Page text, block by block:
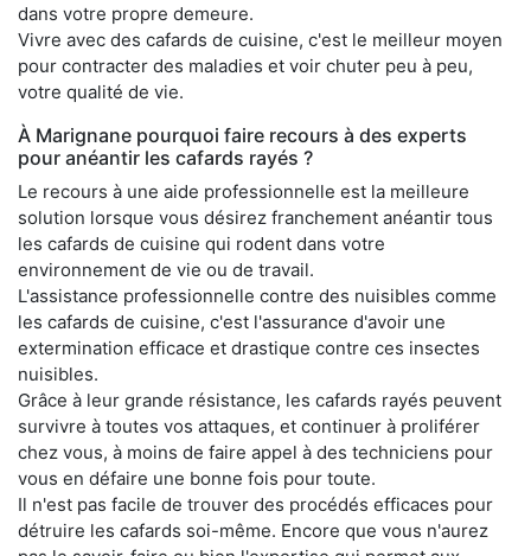
dans votre propre demeure.
Vivre avec des cafards de cuisine, c'est le meilleur moyen
pour contracter des maladies et voir chuter peu à peu,
votre qualité de vie.
À Marignane pourquoi faire recours à des experts
pour anéantir les cafards rayés ?
Le recours à une aide professionnelle est la meilleure
solution lorsque vous désirez franchement anéantir tous
les cafards de cuisine qui rodent dans votre
environnement de vie ou de travail.
L'assistance professionnelle contre des nuisibles comme
les cafards de cuisine, c'est l'assurance d'avoir une
extermination efficace et drastique contre ces insectes
nuisibles.
Grâce à leur grande résistance, les cafards rayés peuvent
survivre à toutes vos attaques, et continuer à proliférer
chez vous, à moins de faire appel à des techniciens pour
vous en défaire une bonne fois pour toute.
Il n'est pas facile de trouver des procédés efficaces pour
détruire les cafards soi-même. Encore que vous n'aurez